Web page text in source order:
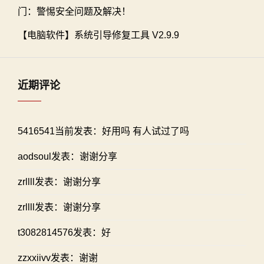
门：警惕安全问题及解决！
【电脑软件】系统引导修复工具 V2.9.9
近期评论
5416541当前发表：好用吗 有人试过了吗
aodsoul发表：谢谢分享
zrllll发表：谢谢分享
zrllll发表：谢谢分享
t3082814576发表：好
zzxxiivv发表：谢谢